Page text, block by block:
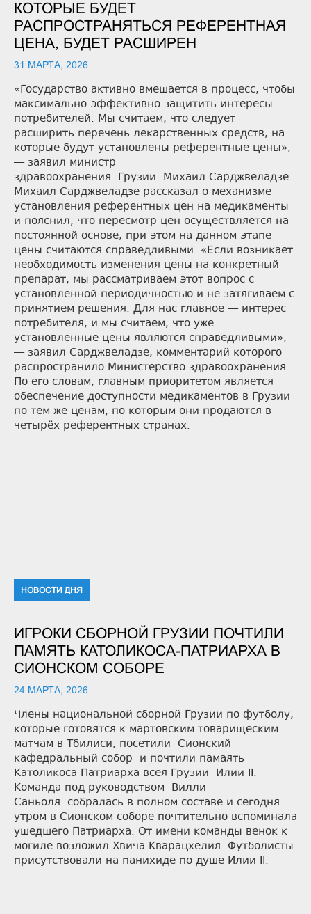
КОТОРЫЕ БУДЕТ
РАСПРОСТРАНЯТЬСЯ РЕФЕРЕНТНАЯ
ЦЕНА, БУДЕТ РАСШИРЕН
31 МАРТА, 2026
«Государство активно вмешается в процесс, чтобы
максимально эффективно защитить интересы
потребителей. Мы считаем, что следует
расширить перечень лекарственных средств, на
которые будут установлены референтные цены»,
— заявил министр
здравоохранения Грузии Михаил Сарджвеладзе.
Михаил Сарджвеладзе рассказал о механизме
установления референтных цен на медикаменты
и пояснил, что пересмотр цен осуществляется на
постоянной основе, при этом на данном этапе
цены считаются справедливыми. «Если возникает
необходимость изменения цены на конкретный
препарат, мы рассматриваем этот вопрос с
установленной периодичностью и не затягиваем с
принятием решения. Для нас главное — интерес
потребителя, и мы считаем, что уже
установленные цены являются справедливыми»,
— заявил Сарджвеладзе, комментарий которого
распространило Министерство здравоохранения.
По его словам, главным приоритетом является
обеспечение доступности медикаментов в Грузии
по тем же ценам, по которым они продаются в
четырёх референтных странах.
НОВОСТИ ДНЯ
ИГРОКИ СБОРНОЙ ГРУЗИИ ПОЧТИЛИ
ПАМЯТЬ КАТОЛИКОСА-ПАТРИАРХА В
СИОНСКОМ СОБОРЕ
24 МАРТА, 2026
Члены национальной сборной Грузии по футболу,
которые готовятся к мартовским товарищеским
матчам в Тбилиси, посетили Сионский
кафедральный собор и почтили памаять
Католикоса-Патриарха всея Грузии Илии II.
Команда под руководством Вилли
Саньоля собралась в полном составе и сегодня
утром в Сионском соборе почтительно вспоминала
ушедшего Патриарха. От имени команды венок к
могиле возложил Хвича Кварацхелия. Футболисты
присутствовали на панихиде по душе Илии II.